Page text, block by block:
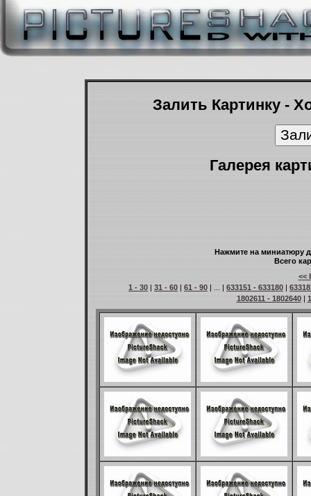
Залить Картинку -
Галерея
Нажмите на миниатюру
Всего
<<
1 - 30 | 31 - 60 | 61 - 90 | ... | 633151 - 633180 |
1802611 - 1802640|